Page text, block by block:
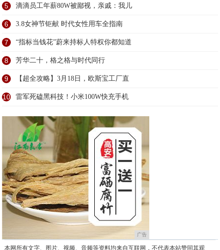
5 滴滴员工年薪80W被鄙视，亲戚：我儿
6 3.8女神节钜献 时代女性用车全指南
7 “指标当钱花”蔚来持标人特权你都知道
8 芳华二十，格之格与时代同行
9 【超全攻略】3月18日，欧斯宝工厂直
10 雷军死磕黑科技！小米100W快充手机
广告
本网所有文字、图片、视频、音频等资料均来自互联网，不代表本站赞同其观